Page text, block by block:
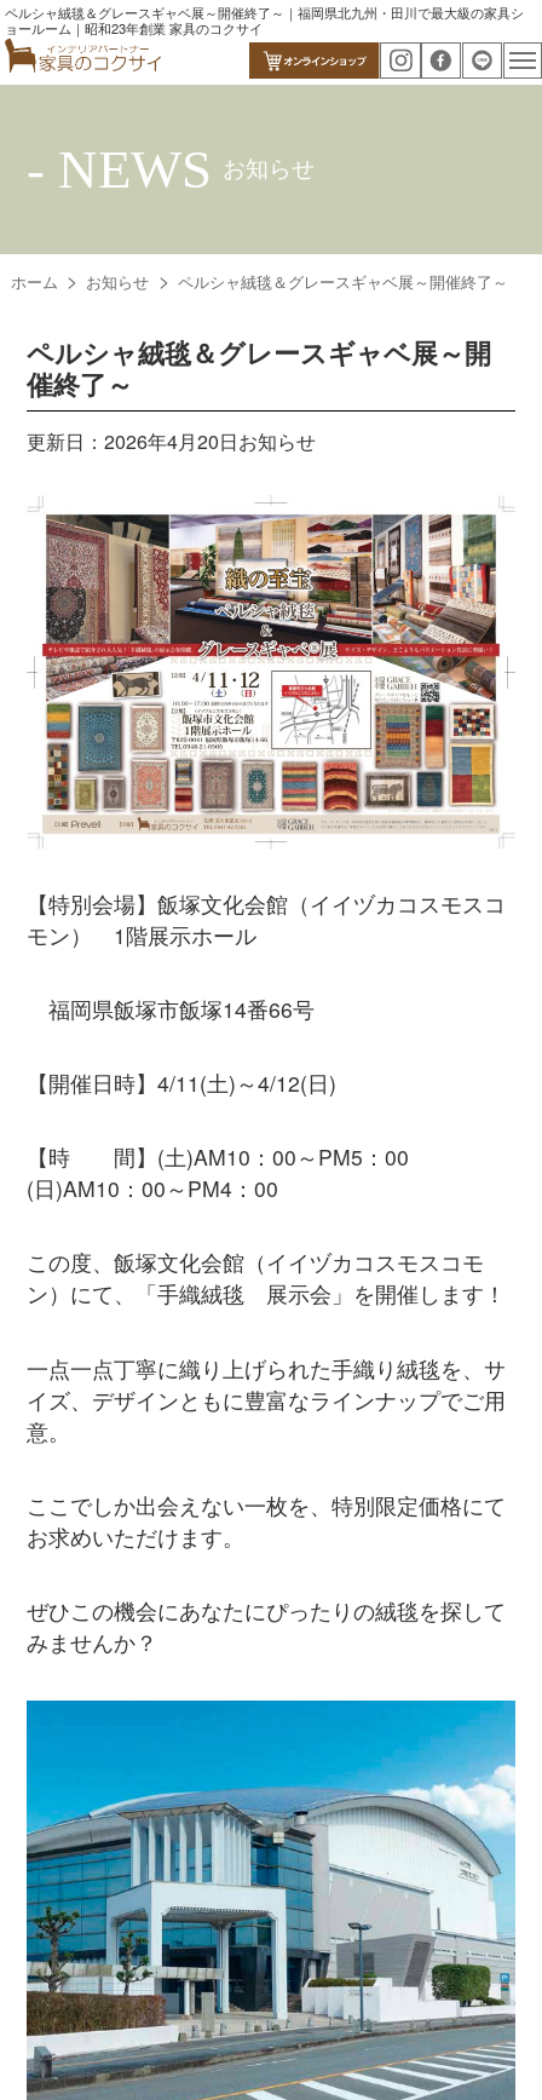
ペルシャ絨毯＆グレースギャベ展～開催終了～｜福岡県北九州・田川で最大級の家具シ
ョールーム｜昭和23年創業 家具のコクサイ
- NEWS お知らせ
ホーム お知らせ ペルシャ絨毯＆グレースギャベ展～開催終了～
ペルシャ絨毯＆グレースギャベ展～開
催終了～
更新日：2026年4月20日お知らせ
【特別会場】飯塚文化会館（イイヅカコスモスコ
モン） 1階展示ホール
福岡県飯塚市飯塚14番66号
【開催日時】4/11(土)～4/12(日)
【時 間】(土)AM10：00～PM5：00
(日)AM10：00～PM4：00
この度、飯塚文化会館（イイヅカコスモスコモ
ン）にて、「手織絨毯 展示会」を開催します！
一点一点丁寧に織り上げられた手織り絨毯を、サ
イズ、デザインともに豊富なラインナップでご用
意。
ここでしか出会えない一枚を、特別限定価格にて
お求めいただけます。
ぜひこの機会にあなたにぴったりの絨毯を探して
みませんか？